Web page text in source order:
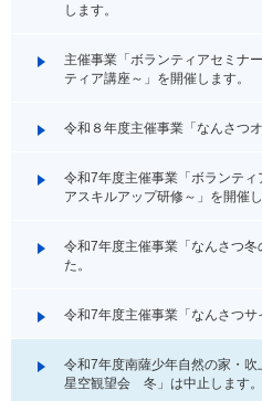
します。
主催事業「ボランティアセミナ
ティア講座～」を開催します。
令和８年度主催事業「なんさつ
令和7年度主催事業「ボランテ
アスキルアップ研修～」を開催し
令和7年度主催事業「なんさつ
た。
令和7年度主催事業「なんさつサ
令和7年度南薩少年自然の家・
星空観望会 冬」は中止します。